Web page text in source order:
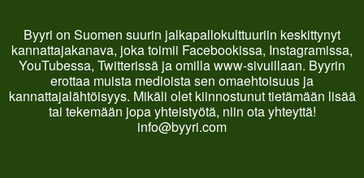
Byyri on Suomen suurin jalkapallokulttuuriin keskittynyt
kannattajakanava, joka toimii Facebookissa, Instagramissa,
YouTubessa, Twitterissä ja omilla www-sivuillaan. Byyrin
erottaa muista medioista sen omaehtoisuus ja
kannattajalähtöisyys. Mikäli olet kiinnostunut tietämään lisää
tai tekemään jopa yhteistyötä, niin ota yhteyttä!
info@byyri.com